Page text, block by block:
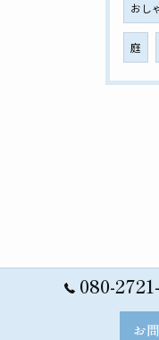
おし
庭
080-
お